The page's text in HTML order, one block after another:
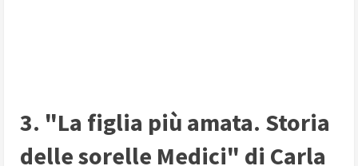
3. "La figlia più amata. Storia
delle sorelle Medici" di Carla